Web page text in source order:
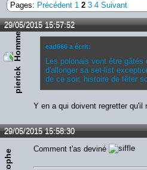
Pages: Précédent 1 2 3 4 Suivant
29/05/2015 15:57:52
pierick
ead666 a écrit:
Les polonais vont être
d'allonger sa set-list
de ce soir, histoire de fêter
Y en a qui doivent regretter qu'il
29/05/2015 15:58:30
Comment t'as deviné